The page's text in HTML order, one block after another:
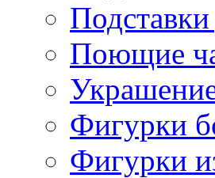
Поющие
Фигурки
Фигурки